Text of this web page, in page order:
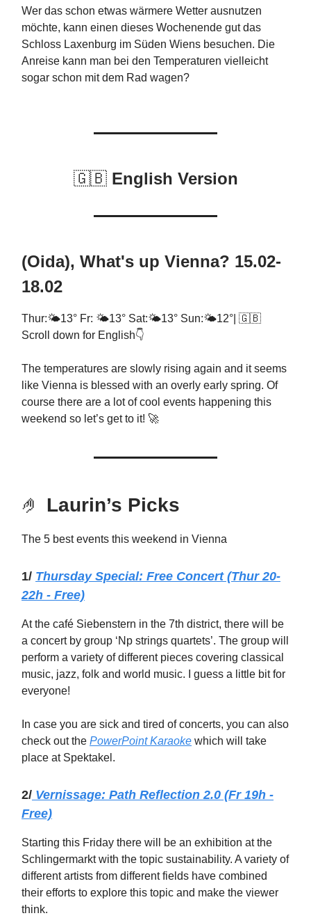
Wer das schon etwas wärmere Wetter ausnutzen
möchte, kann einen dieses Wochenende gut das
Schloss Laxenburg im Süden Wiens besuchen. Die
Anreise kann man bei den Temperaturen vielleicht
sogar schon mit dem Rad wagen?
🇬🇧English Version
(Oida), What's up Vienna? 15.02-
18.02
Thur:🌤️13° Fr: 🌤️13° Sat:🌤️13° Sun:🌤️12°| 🇬🇧
Scroll down for English👇
The temperatures are slowly rising again and it seems
like Vienna is blessed with an overly early spring. Of
course there are a lot of cool events happening this
weekend so let’s get to it! 🚀
🤌 Laurin’s Picks
The 5 best events this weekend in Vienna
1/ Thursday Special: Free Concert (Thur 20-
22h - Free)
At the café Siebenstern in the 7th district, there will be
a concert by group ‘Np strings quartets’. The group will
perform a variety of different pieces covering classical
music, jazz, folk and world music. I guess a little bit for
everyone!
In case you are sick and tired of concerts, you can also
check out the PowerPoint Karaoke which will take
place at Spektakel.
2/ Vernissage: Path Reflection 2.0 (Fr 19h -
Free)
Starting this Friday there will be an exhibition at the
Schlingermarkt with the topic sustainability. A variety of
different artists from different fields have combined
their efforts to explore this topic and make the viewer
think.